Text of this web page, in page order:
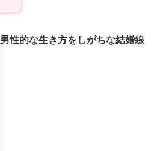
男性的な生き方をしがちな結婚線